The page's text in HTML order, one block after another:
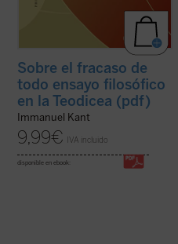
Sobre el fracaso de
todo ensayo filosófico
en la Teodicea (pdf)
Immanuel Kant
9,99€ IVA incluido
disponible en ebook: